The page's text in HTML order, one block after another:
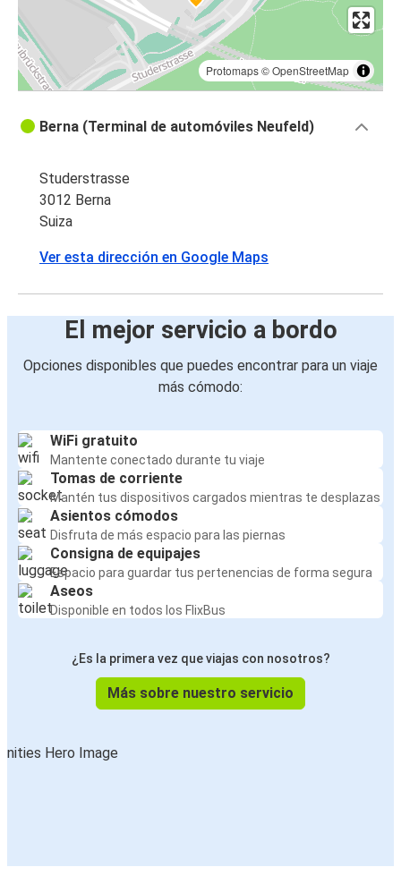
Protomaps©OpenStreetMap
Berna (Terminal de automóviles Neufeld)
Studerstrasse
3012 Berna
Suiza
Ver esta dirección en Google Maps
El mejor servicio a bordo
Opciones disponibles que puedes encontrar para un viaje
más cómodo:
WiFi gratuito
Mantente conectado durante tu viaje
Tomas de corriente
Mantén tus dispositivos cargados mientras te desplazas
Asientos cómodos
Disfruta de más espacio para las piernas
Consigna de equipajes
Espacio para guardar tus pertenencias de forma segura
Aseos
Disponible en todos los FlixBus
¿Es la primera vez que viajas con nosotros?
Más sobre nuestro servicio